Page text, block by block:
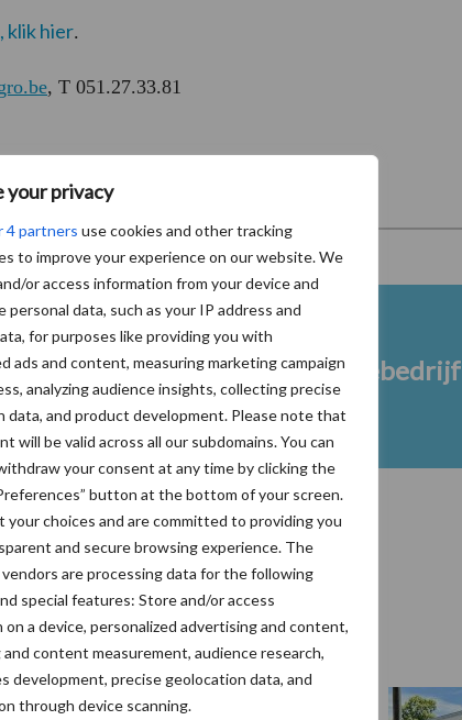
your privacy
4 partners use cookies and other tracking
to improve your experience on our website. We
or access information from your device and
personal data, such as your IP address and
for purposes like providing you with
ads and content, measuring marketing campaign
analyzing audience insights, collecting precise
data, and product development. Please note that
will be valid across all our subdomains. You can
your consent at any time by clicking the
button at the bottom of your screen.
your choices and are committed to providing you
and secure browsing experience. The
are processing data for the following
special features: Store and/or access
on a device, personalized advertising and content,
content measurement, audience research,
development, precise geolocation data, and
through device scanning.
klik hier.
, T 051.27.33.81
Fokkerij melkvee Melkveebedrijf
Toon meer